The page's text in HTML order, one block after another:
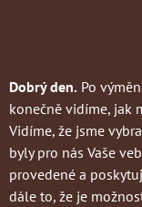
Dobrý den. Po
konečně vidíme, jak
Vidíme, že jsme
byly pro nás Vaše
provedené a
dále to, že je